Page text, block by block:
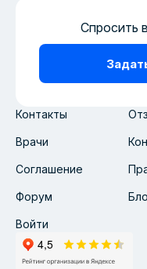
Контакты
Врачи
Соглашение
Форум
Войти
Спросить